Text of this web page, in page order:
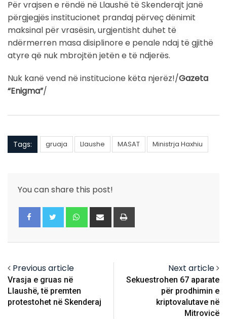
Për vrajsen e rëndë në Llaushë të Skenderajt janë
përgjegjës institucionet prandaj përveç dënimit
maksinal për vrasësin, urgjentisht duhet të
ndërmerren masa disiplinore e penale ndaj të gjithë
atyre që nuk mbrojtën jetën e të ndjerës.
Nuk kanë vend në institucione këta njerëz!/Gazeta
“Enigma”/
Tags: gruaja Llaushe MASAT Ministrja Haxhiu
You can share this post!
Whatsapp
Share
via
Previous article
Vrasja e gruas në
Llaushë, të premten
protestohet në Skenderaj
Next article
Sekuestrohen 67 aparate
për prodhimin e
kriptovalutave në
Mitrovicë